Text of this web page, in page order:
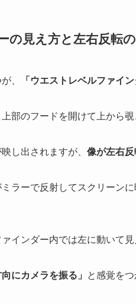
の見え方と左右反転
、 「ウエストレベルファイン
部のフードを開けて上から
し出されますが、 像が左右
ラーで反射してスクリーン
インダー内では左に動いて見
にカメラを振る」
と感覚を